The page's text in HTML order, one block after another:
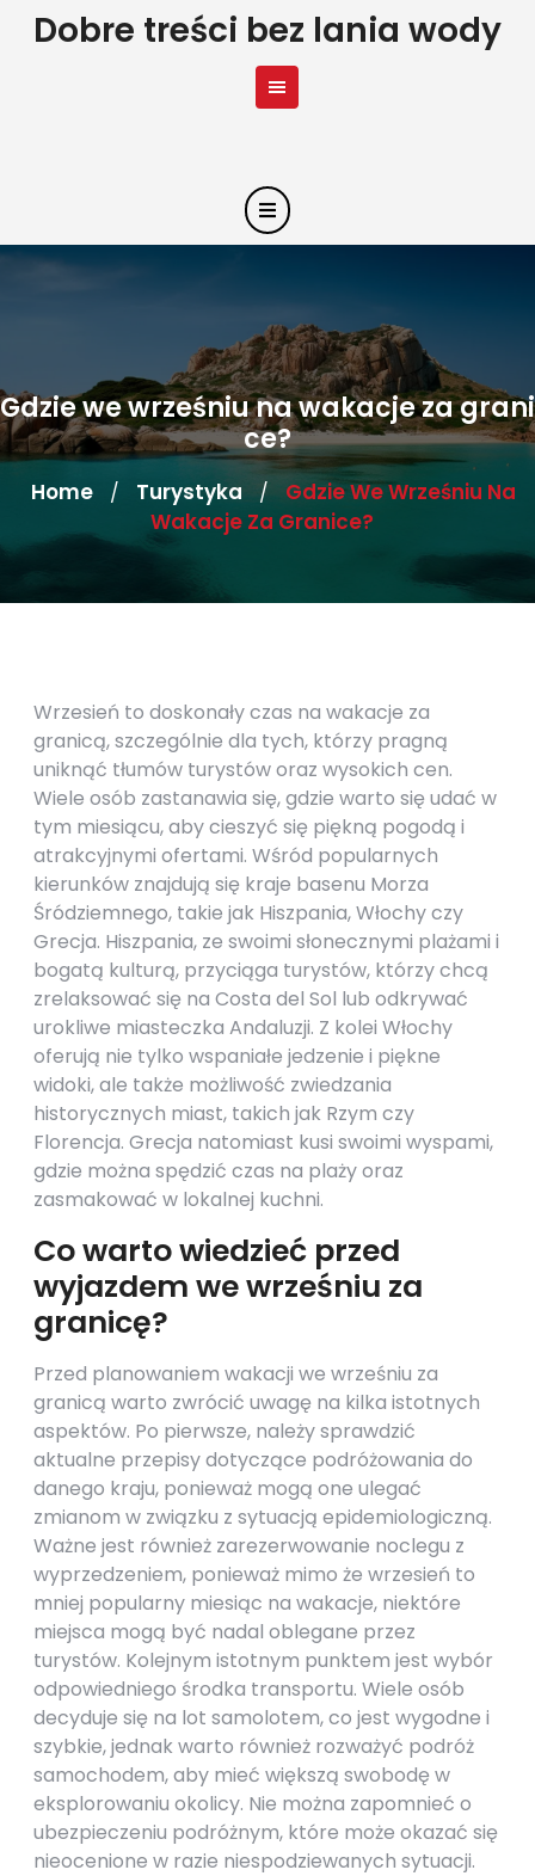
SkipDobre treści bez lania wody
Gdzie we wrześniu na wakacje za grani
ce?
Home / Turystyka /
Gdzie We Wrześniu Na
Wakacje Za Granice?
Wrzesień to doskonały czas na wakacje za
granicą, szczególnie dla tych, którzy pragną
uniknąć tłumów turystów oraz wysokich cen.
Wiele osób zastanawia się, gdzie warto się udać w
tym miesiącu, aby cieszyć się piękną pogodą i
atrakcyjnymi ofertami. Wśród popularnych
kierunków znajdują się kraje basenu Morza
Śródziemnego, takie jak Hiszpania, Włochy czy
Grecja. Hiszpania, ze swoimi słonecznymi plażami i
bogatą kulturą, przyciąga turystów, którzy chcą
zrelaksować się na Costa del Sol lub odkrywać
urokliwe miasteczka Andaluzji. Z kolei Włochy
oferują nie tylko wspaniałe jedzenie i piękne
widoki, ale także możliwość zwiedzania
historycznych miast, takich jak Rzym czy
Florencja. Grecja natomiast kusi swoimi wyspami,
gdzie można spędzić czas na plaży oraz
zasmakować w lokalnej kuchni.
Co warto wiedzieć przed
wyjazdem we wrześniu za
granicę?
Przed planowaniem wakacji we wrześniu za
granicą warto zwrócić uwagę na kilka istotnych
aspektów. Po pierwsze, należy sprawdzić
aktualne przepisy dotyczące podróżowania do
danego kraju, ponieważ mogą one ulegać
zmianom w związku z sytuacją epidemiologiczną.
Ważne jest również zarezerwowanie noclegu z
wyprzedzeniem, ponieważ mimo że wrzesień to
mniej popularny miesiąc na wakacje, niektóre
miejsca mogą być nadal oblegane przez
turystów. Kolejnym istotnym punktem jest wybór
odpowiedniego środka transportu. Wiele osób
decyduje się na lot samolotem, co jest wygodne i
szybkie, jednak warto również rozważyć podróż
samochodem, aby mieć większą swobodę w
eksplorowaniu okolicy. Nie można zapomnieć o
ubezpieczeniu podróżnym, które może okazać się
nieocenione w razie niespodziewanych sytuacji.